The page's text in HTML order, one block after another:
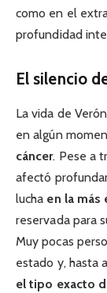
como en el
profundidad
El silencio
La vida de
en algún
cáncer. Pese a
afectó
lucha en la
reservada para
Muy pocas
estado y, hasta
el tipo exacto